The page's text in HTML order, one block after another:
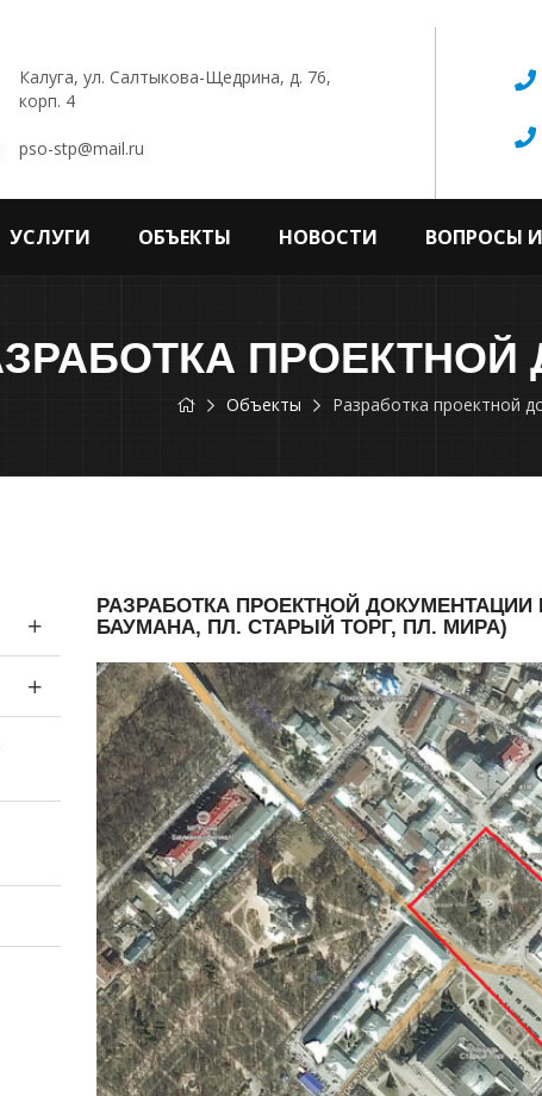
Калуга, ул. Салтыкова-Щедрина, д. 76,
корп. 4
pso-stp@mail.ru
УСЛУГИ ОБЪЕКТЫ НОВОСТИ ВОПРОСЫ
Объекты
РАЗРАБОТКА ПРОЕКТНОЙ ДОКУМЕНТАЦИИ
БАУМАНА, ПЛ. СТАРЫЙ ТОРГ, ПЛ. МИРА)